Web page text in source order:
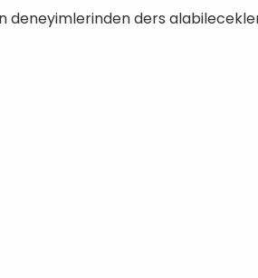
deneyimlerinden ders